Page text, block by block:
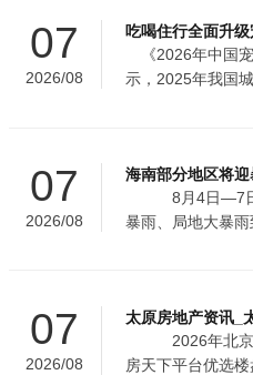
一
直
在
07
2026/08
吃喝住行全面升
《2026年中国
示，2025年我国
07
2026/08
8月4日—7日，
暴雨、局地大暴
07
2026/08
太原房地产资讯_
2026年北京
房天下平台优选